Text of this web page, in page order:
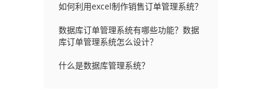
如何利用excel制作销售订单管理系统？
数据库订单管理系统有哪些功能？数据
库订单管理系统怎么设计？
什么是数据库管理系统？